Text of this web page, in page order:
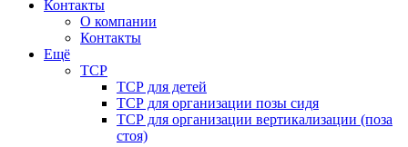
Контакты
О компании
Контакты
Ещё
ТСР
ТСР для детей
ТСР для организации позы сидя
ТСР для организации вертикализации (поза
стоя)